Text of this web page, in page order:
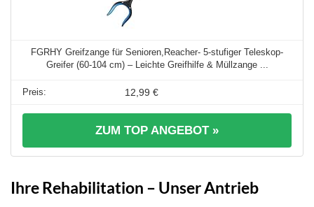
FGRHY Greifzange für Senioren,Reacher- 5-stufiger Teleskop-
Greifer (60-104 cm) – Leichte Greifhilfe & Müllzange ...
12,99 €
ZUM TOP ANGEBOT »
Ihre Rehabilitation – Unser Antrieb